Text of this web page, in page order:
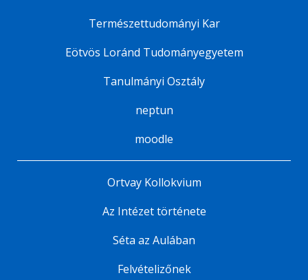
Természettudományi Kar
Eötvös Loránd Tudományegyetem
Tanulmányi Osztály
neptun
moodle
Ortvay Kollokvium
Az Intézet története
Séta az Aulában
Felvételizőnek